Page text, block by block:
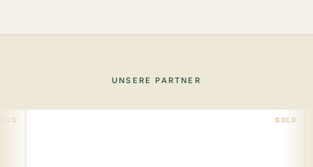
UNSERE PARTNER
GOLD